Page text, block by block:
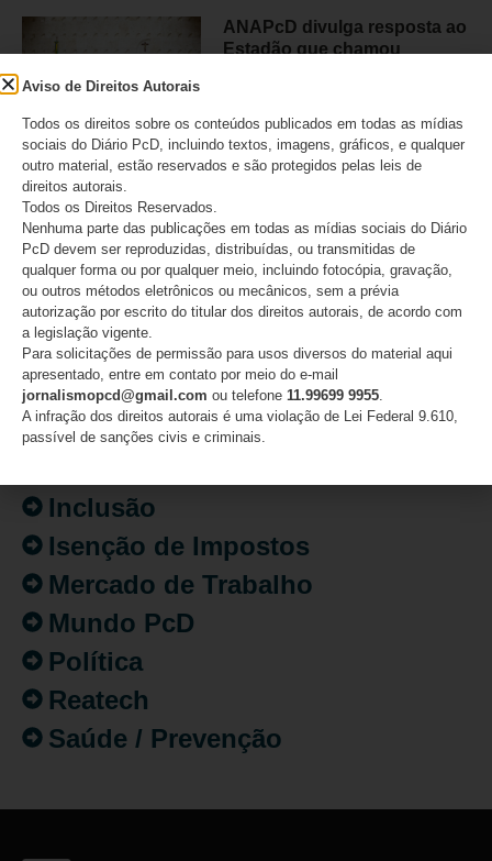
ANAPcD divulga resposta ao
Estadão que chamou
05/08/2026
CATEGORIAS
Acessibilidade
Artigo/Opinião
Atualidades
Destaques
Inclusão
Isenção de Impostos
Mercado de Trabalho
Mundo PcD
Política
Reatech
Saúde / Prevenção
Aviso de Direitos Autorais
Todos os direitos sobre os conteúdos publicados em todas as mídias
sociais do Diário PcD, incluindo textos, imagens, gráficos, e qualquer
outro material, estão reservados e são protegidos pelas leis de
direitos autorais.
Todos os Direitos Reservados.
Nenhuma parte das publicações em todas as mídias sociais do Diário
PcD devem ser reproduzidas, distribuídas, ou transmitidas de
qualquer forma ou por qualquer meio, incluindo fotocópia, gravação,
ou outros métodos eletrônicos ou mecânicos, sem a prévia
autorização por escrito do titular dos direitos autorais, de acordo com
a legislação vigente.
Para solicitações de permissão para usos diversos do material aqui
apresentado, entre em contato por meio do e-mail
jornalismopcd@gmail.com ou telefone 11.99699 9955
A infração dos direitos autorais é uma violação de Lei Federal 9.610,
passível de sanções civis e criminais.